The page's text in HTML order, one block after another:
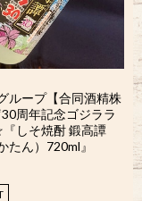
ループ【合同酒精株
周年記念ゴジララ
しそ焼酎 鍛高譚
たん）720ml』